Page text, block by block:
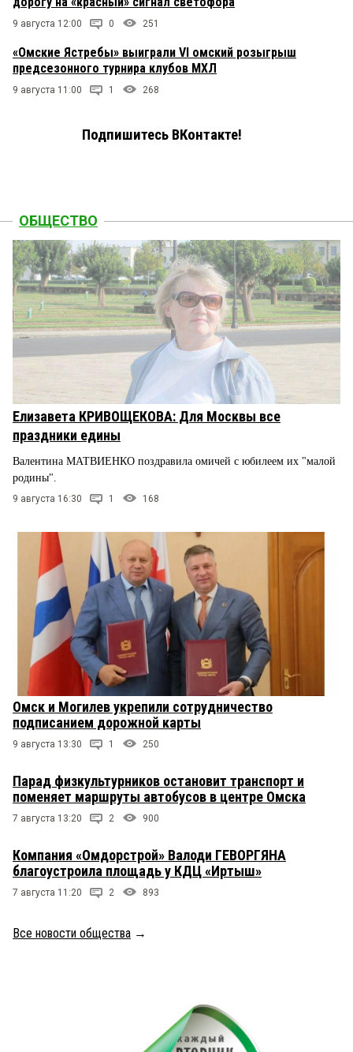
9 августа 12:00 0 251
«Омские Ястребы» выиграли VI омский розыгрыш
предсезонного турнира клубов МХЛ
9 августа 11:00 1 268
Подпишитесь ВКонтакте!
ОБЩЕСТВО
Елизавета КРИВОЩЕКОВА: Для Москвы все
праздники едины
Валентина МАТВИЕНКО поздравила омичей с юбилеем их "малой
родины".
9 августа 16:30 1 168
Омск и Могилев укрепили сотрудничество
подписанием дорожной карты
9 августа 13:30 1 250
Парад физкультурников остановит транспорт и
поменяет маршруты автобусов в центре Омска
7 августа 13:20 2 900
Компания «Омдорстрой» Валоди ГЕВОРГЯНА
благоустроила площадь у КДЦ «Иртыш»
7 августа 11:20 2 893
Все новости общества →